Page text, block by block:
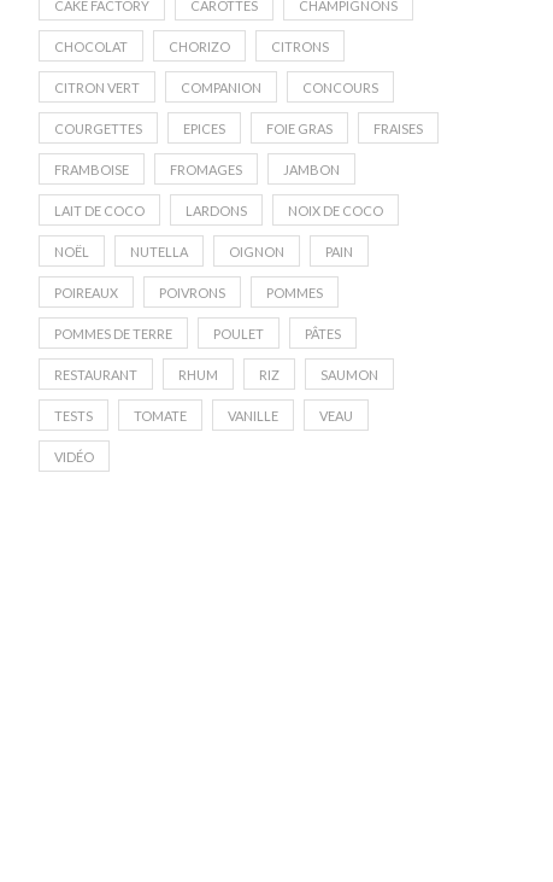
Mon avis sur les paniers Quitoque
(Code promo...
18 août 2020
Bilan du premier mois
CAKE FACTORY CAROTTES CHAMPIGNONS
CHOCOLAT CHORIZO CITRONS
CITRON VERT COMPANION CONCOURS
COURGETTES EPICES FOIE GRAS FRAISES
FRAMBOISE FROMAGES JAMBON
LAIT DE COCO LARDONS NOIX DE COCO
NOËL NUTELLA OIGNON PAIN
POIREAUX POIVRONS POMMES
POMMES DE TERRE POULET PÂTES
RESTAURANT RHUM RIZ SAUMON
TESTS TOMATE VANILLE VEAU
VIDÉO